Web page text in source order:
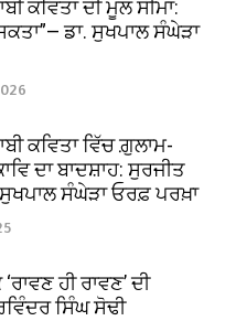
ਕਵਿਤਾ ਦੀ ਮੂਲ ਸੀਮਾ:
ਡਾ. ਸੁਖਪਾਲ ਸੰਘੇੜਾ
ਕਵਿਤਾ ਵਿੱਚ ਗ਼ੁਲਾਮ-
ਦਾ ਬਾਦਸ਼ਾਹ: ਸੁਰਜੀਤ
ਸੰਘੇੜਾ ਓਰਫ਼ ਪਰਖ਼ਾ
ਹੀ ਰਾਵਣ’ ਦੀ
ਸਿੰਘ ਸੋਢੀ